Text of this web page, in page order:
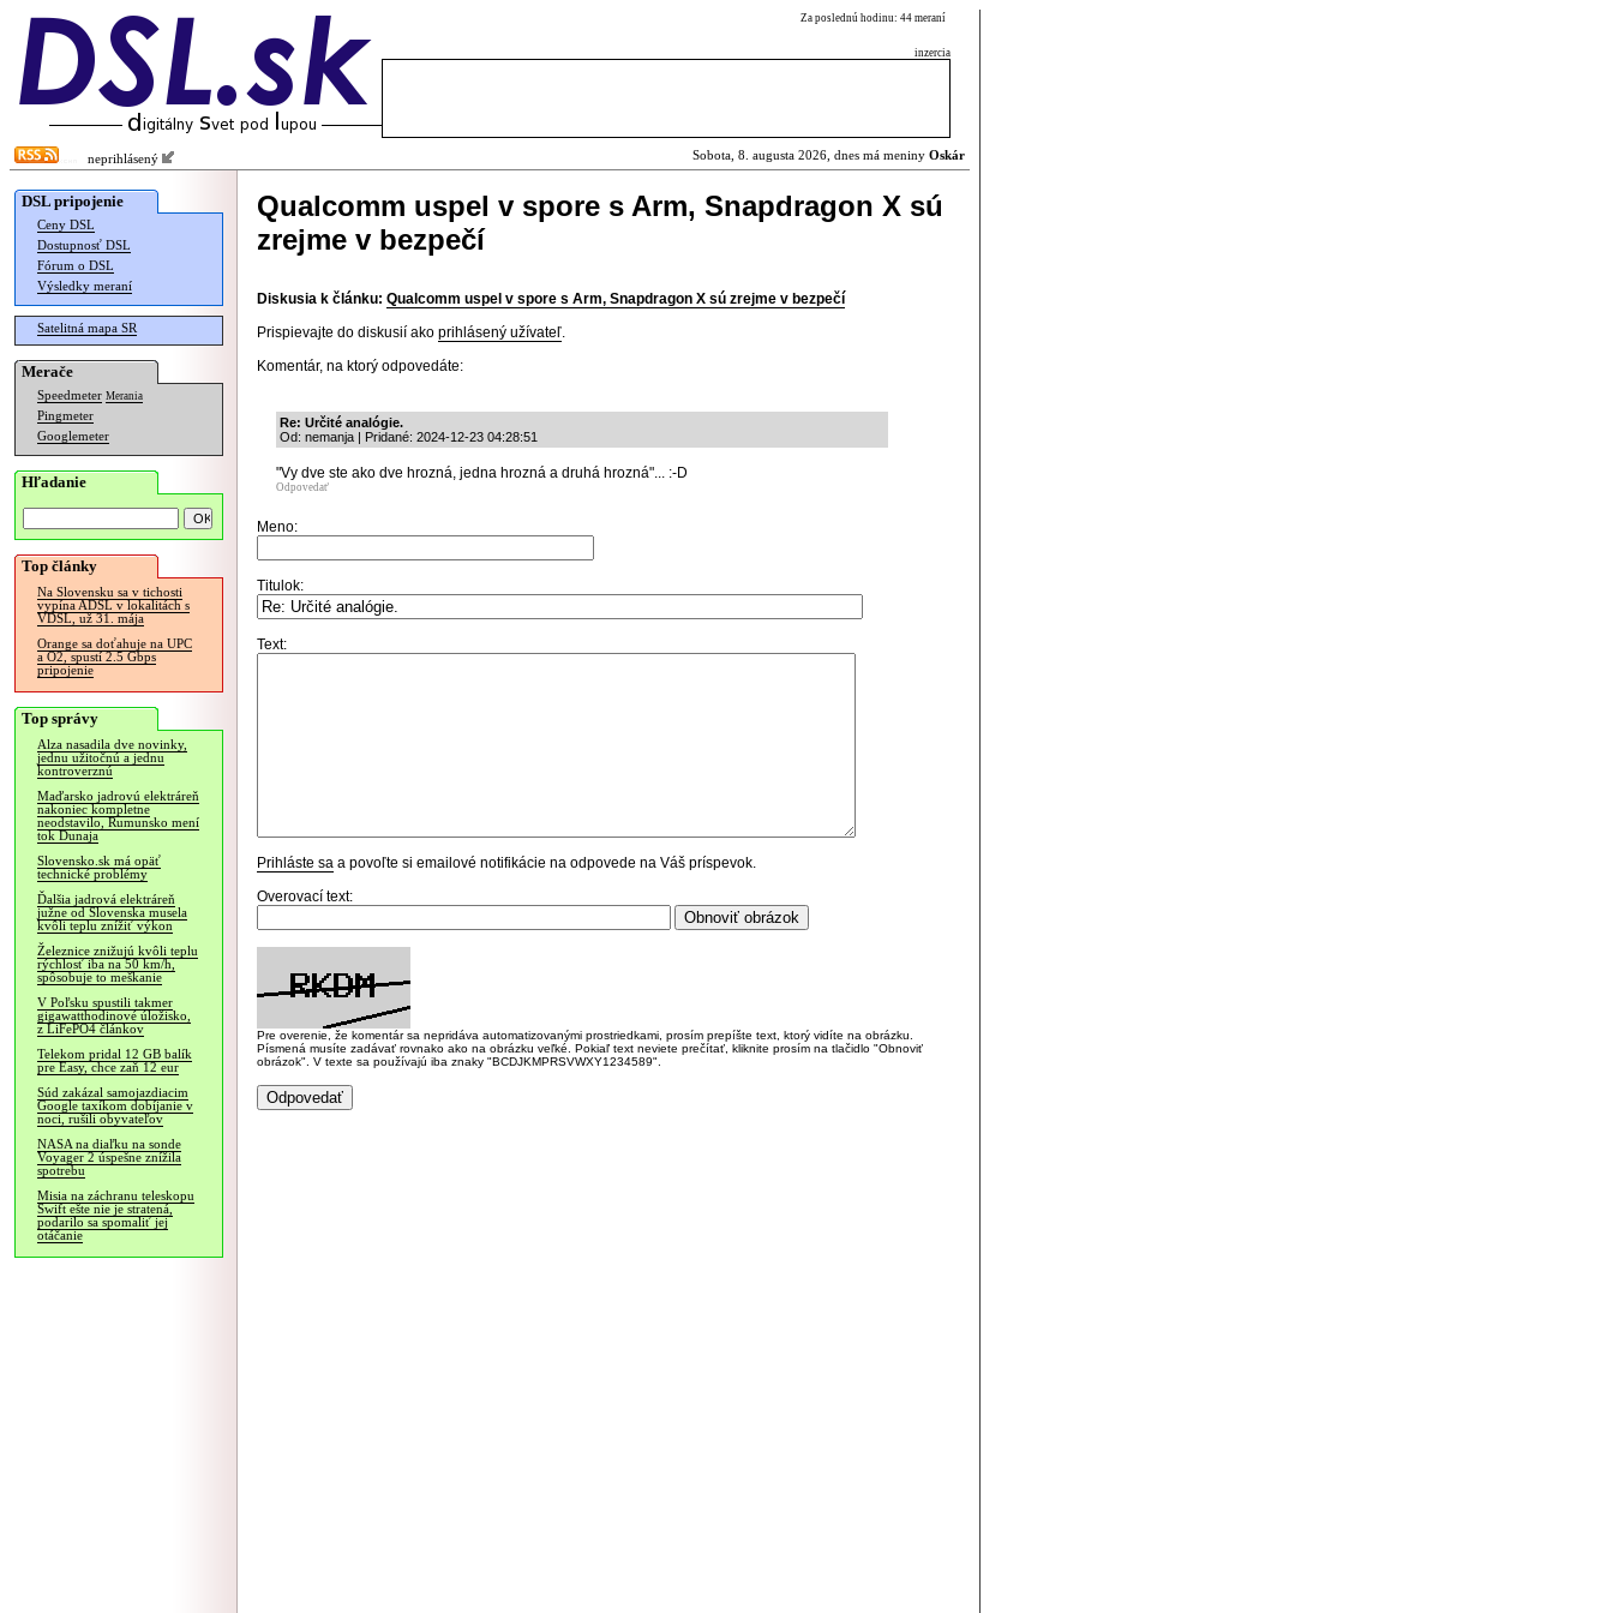
Za poslednú hodinu: 44 meraní
inzercia
neprihlásený Sobota, 8. augusta 2026, dnes má meniny Oskár
DSL pripojenie
Ceny DSL
Dostupnosť DSL
Fórum o DSL
Výsledky meraní
Satelitná mapa SR
Merače
Speedmeter Merania
Pingmeter
Googlemeter
Hľadanie
Top články
Na Slovensku sa v tichosti
vypína ADSL v lokalitách s
VDSL, už 31. mája
Orange sa doťahuje na UPC
a O2, spustí 2.5 Gbps
pripojenie
Top správy
Alza nasadila dve novinky,
jednu užitočnú a jednu
kontroverznú
Maďarsko jadrovú elektráreň
nakoniec kompletne
neodstavilo, Rumunsko mení
tok Dunaja
Slovensko.sk má opäť
technické problémy
Ďalšia jadrová elektráreň
južne od Slovenska musela
kvôli teplu znížiť výkon
Železnice znižujú kvôli teplu
rýchlosť iba na 50 km/h,
spôsobuje to meškanie
V Poľsku spustili takmer
gigawatthodinové úložisko,
z LiFePO4 článkov
Telekom pridal 12 GB balík
pre Easy, chce zaň 12 eur
Súd zakázal samojazdiacim
Google taxíkom dobíjanie v
noci, rušili obyvateľov
NASA na diaľku na sonde
Voyager 2 úspešne znížila
spotrebu
Misia na záchranu teleskopu
Swift ešte nie je stratená,
podarilo sa spomaliť jej
otáčanie
Qualcomm uspel v spore s Arm, Snapdragon X sú
zrejme v bezpečí
Diskusia k článku: Qualcomm uspel v spore s Arm, Snapdragon X sú zrejme v bezpečí
Prispievajte do diskusií ako prihlásený užívateľ.
Komentár, na ktorý odpovedáte:
Re: Určité analógie.
Od: nemanja | Pridané: 2024-12-23 04:28:51
"Vy dve ste ako dve hrozná, jedna hrozná a druhá hrozná"... :-D
Odpovedať
Meno:
Titulok:
Text:
Prihláste sa a povoľte si emailové notifikácie na odpovede na Váš príspevok.
Overovací text:
Pre overenie, že komentár sa nepridáva automatizovanými prostriedkami, prosím prepíšte text, ktorý vidíte na obrázku.
Písmená musíte zadávať rovnako ako na obrázku veľké. Pokiaľ text neviete prečítať, kliknite prosím na tlačidlo "Obnoviť
obrázok". V texte sa používajú iba znaky "BCDJKMPRSVWXY1234589".